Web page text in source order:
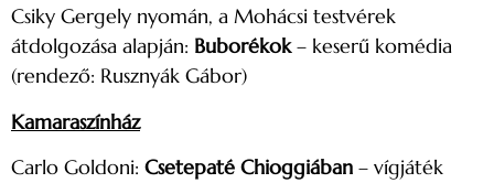
Csiky Gergely nyomán, a Mohácsi testvérek
átdolgozása alapján: Buborékok– keserű komédia
(rendező: Rusznyák Gábor)
Kamaraszínház
Carlo Goldoni: Csetepaté Chioggiában – vígjáték